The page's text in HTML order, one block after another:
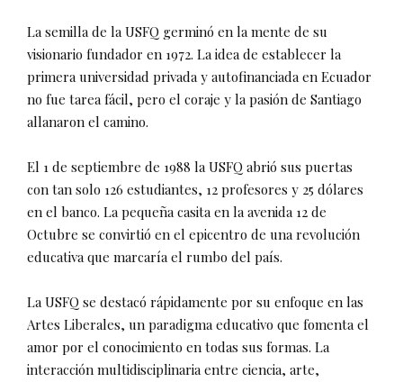
La semilla de la USFQ germinó en la mente de su
visionario fundador en 1972. La idea de establecer la
primera universidad privada y autofinanciada en Ecuador
no fue tarea fácil, pero el coraje y la pasión de Santiago
allanaron el camino.
El 1 de septiembre de 1988 la USFQ abrió sus puertas
con tan solo 126 estudiantes, 12 profesores y 25 dólares
en el banco. La pequeña casita en la avenida 12 de
Octubre se convirtió en el epicentro de una revolución
educativa que marcaría el rumbo del país.
La USFQ se destacó rápidamente por su enfoque en las
Artes Liberales, un paradigma educativo que fomenta el
amor por el conocimiento en todas sus formas. La
interacción multidisciplinaria entre ciencia, arte,